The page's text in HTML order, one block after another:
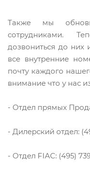
Также мы
сотрудниками.
дозвониться до них
все внутренние
почту каждого
внимание что у нас
- Отдел прямых
- Дилерский отдел:
- Отдел FIAC: (495)